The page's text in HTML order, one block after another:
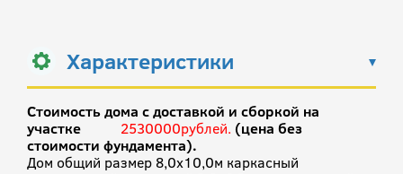
Характеристики
Стоимость дома с доставкой и сборкой на
участке 2530000рублей. (цена без
стоимости фундамента).
Дом общий размер 8,0х10,0м каркасный